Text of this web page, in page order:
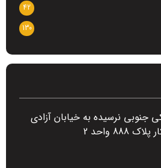
42
130
جنوبی نرسیده به خیابان آزادی
واحد 2